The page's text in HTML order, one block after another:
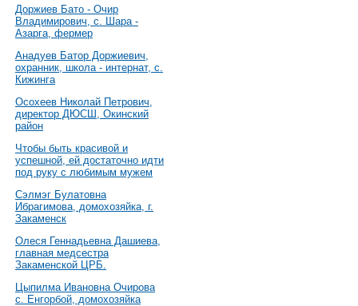
Доржиев Бато - Очир
Владимирович, с. Шара -
Азарга, фермер
Анадуев Батор Доржиевич,
охранник, школа - интернат, с.
Кижинга
Осохеев Николай Петрович,
директор ДЮСШ, Окинский
район
Чтобы быть красивой и
успешной, ей достаточно идти
под руку с любимым мужем
Сэлмэг Булатовна
Ибрагимова, домохозяйка, г.
Закаменск
Олеся Геннадьевна Дашиева,
главная медсестра
Закаменской ЦРБ.
Цыпилма Ивановна Очирова
с. Енгорбой, домохозяйка